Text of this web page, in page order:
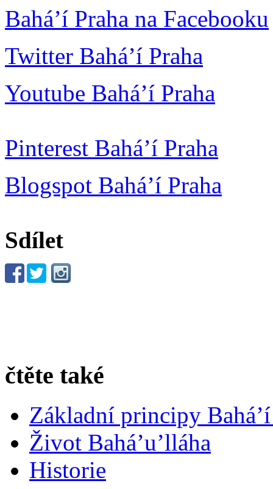
Bahá’í Praha na Facebooku
Twitter Bahá’í Praha
Youtube Bahá’í Praha
Pinterest Bahá’í Praha
Blogspot Bahá’í Praha
Sdílet
čtěte také
Základní principy
Život Bahá’u’lláha
Historie